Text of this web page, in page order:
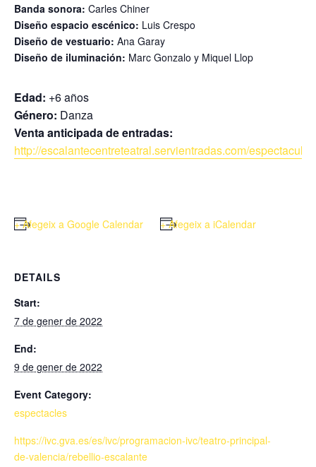
Banda sonora: Carles Chiner
Diseño espacio escénico: Luis Crespo
Diseño de vestuario: Ana Garay
Diseño de iluminación: Marc Gonzalo y Miquel Llop
Edad: +6 años
Género: Danza
Venta anticipada de entradas:
http://escalantecentreteatral.servientradas.com/
+ Afegeix a Google Calendar + Afegeix a iCalendar
DETAILS
Start:
7 de gener de 2022
End:
9 de gener de 2022
Event Category:
espectacles
https://ivc.gva.es/es/ivc/programacion-ivc/teatro-principal-
de-valencia/rebellio-escalante